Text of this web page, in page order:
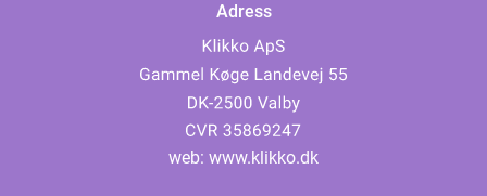
Adress
web: www.klikko.dk